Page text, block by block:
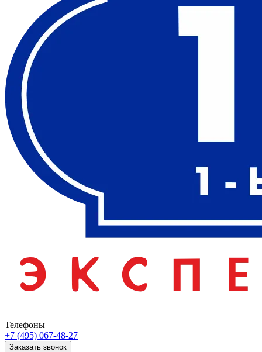
Телефоны
+7 (495) 067-48-27
Заказать звонок